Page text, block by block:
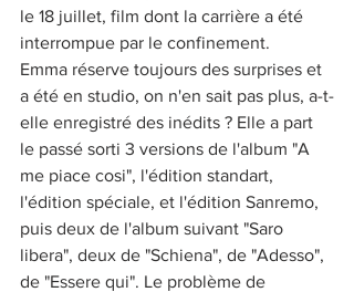
le 18 juillet, film dont la carrière a été
interrompue par le confinement.
Emma réserve toujours des surprises et
a été en studio, on n'en sait pas plus, a-t-
elle enregistré des inédits ? Elle a part
le passé sorti 3 versions de l'album "A
me piace cosi", l'édition standart,
l'édition spéciale, et l'édition Sanremo,
puis deux de l'album suivant "Saro
libera", deux de "Schiena", de "Adesso",
de "Essere qui". Le problème de